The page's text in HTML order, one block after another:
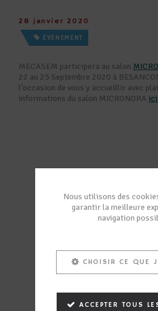
Nous utilisons des
garantir la meilleure
navigation
CHOISIR CE QUE
ACCEPTER TOUS
28 janvier 2020
ÉVÉNEMENT
MECASEM participera au salon
22 au 25 Septembre 2020 à
l’occasion de vous y accueillir avec
informations du salon MICRONORA ici